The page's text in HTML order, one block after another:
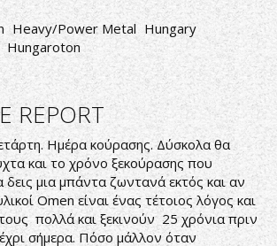
Heavy/Power Metal Hungary
Hungaroton
REPORT
Ημέρα κούρασης. Δύσκολα θα
και το χρόνο ξεκούρασης που
δεις μια μπάντα ζωντανά εκτός και αν
Omen είναι ένας τέτοιος λόγος και
πολλά και ξεκινούν 25 χρόνια πριν
σήμερα. Πόσο μάλλον όταν